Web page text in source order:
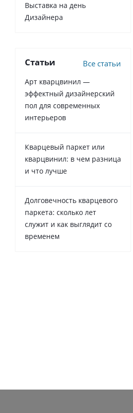
Выставка на день
Дизайнера
Статьи Все статьи
Арт кварцвинил —
эффектный дизайнерский
пол для современных
интерьеров
Кварцевый паркет или
кварцвинил: в чем разница
и что лучше
Долговечность кварцевого
паркета: сколько лет
служит и как выглядит со
временем